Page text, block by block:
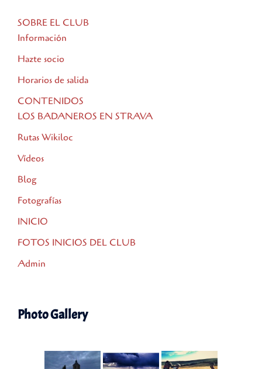
SOBRE EL CLUB
Información
Hazte socio
Horarios de salida
CONTENIDOS
LOS BADANEROS EN STRAVA
Rutas Wikiloc
Vídeos
Blog
Fotografías
INICIO
FOTOS INICIOS DEL CLUB
Admin
Photo Gallery